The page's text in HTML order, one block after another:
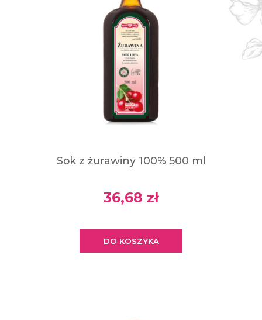
Sok z żurawiny 100% 500 ml
36,68 zł
DO KOSZYKA